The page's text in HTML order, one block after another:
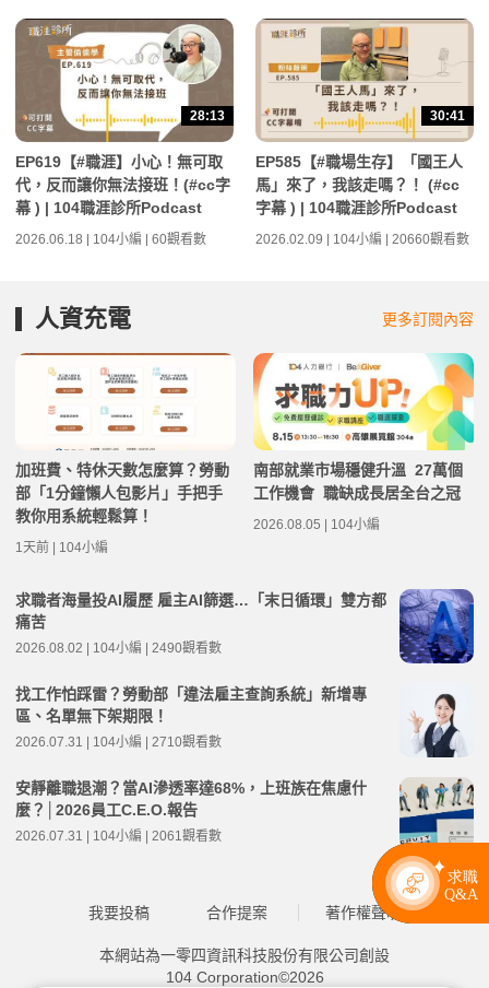
28:13
EP619【#職涯】小心！無可取
代，反而讓你無法接班！(#cc字
幕 ) | 104職涯診所Podcast
2026.06.18 | 104小編 | 60觀看數
30:41
EP585【#職場生存】「國王人
馬」來了，我該走嗎？！ (#cc
字幕 ) | 104職涯診所Podcast
2026.02.09 | 104小編 | 20660觀看數
人資充電 更多訂閱內容
加班費、特休天數怎麼算？勞動
部「1分鐘懶人包影片」手把手
教你用系統輕鬆算！
1天前 | 104小編
南部就業市場穩健升溫 27萬個
工作機會 職缺成長居全台之冠
2026.08.05 | 104小編
求職者海量投AI履歷 雇主AI篩選…「末日循環」雙方都
痛苦
2026.08.02 | 104小編 | 2490觀看數
找工作怕踩雷？勞動部「違法雇主查詢系統」新增專
區、名單無下架期限！
2026.07.31 | 104小編 | 2710觀看數
安靜離職退潮？當AI滲透率達68%，上班族在焦慮什
麼？│2026員工C.E.O.報告
2026.07.31 | 104小編 | 2061觀看數
我要投稿 合作提案 著作權聲明
本網站為一零四資訊科技股份有限公司創設
104 Corporation©2026